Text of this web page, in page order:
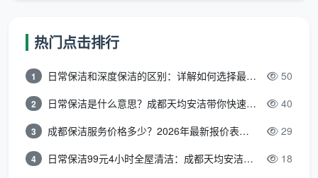
知道名字，而是关心“在我这种情况下，谁能做好”。我
们摘取三类高频需求，对应 天均安洁保洁 的实际做法：
搬家退租保洁：押金能不能退回，全看清洁是否达到
边、厨房开关面板和抽油烟机滤网，这些都是押金争
热门点击排行
1 日常保洁和深度保洁的区别：详解如何选择最适合的清洁服务 50
2 日常保洁是什么意思？成都天均安洁带你快速区分“日常vs深度vs开荒” 40
3 成都保洁服务价格多少？2026年最新报价表来了，这一篇看透所有费用 29
4 日常保洁99元4小时全屋清洁：成都天均安洁保洁超值服务全解析 18